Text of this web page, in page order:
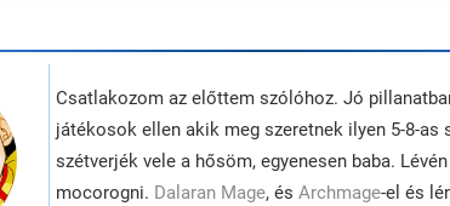
Csatlakozom az előttem szólóhoz. Jó
játékosok ellen akik meg szeretnek ilyen 5-8-as
szétverjék vele a hősöm, egyenesen baba.
mocorogni. Dalaran Mage, és Archmage-el és